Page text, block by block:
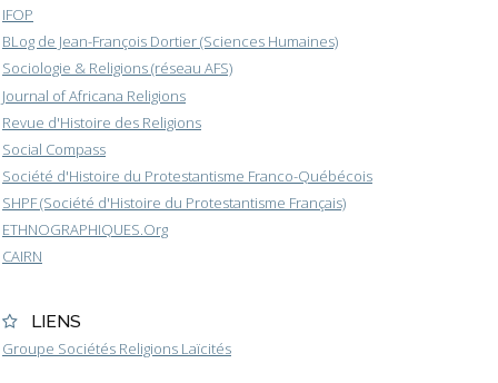
IFOP
BLog de Jean-François Dortier (Sciences Humaines)
Sociologie & Religions (réseau AFS)
Journal of Africana Religions
Revue d'Histoire des Religions
Social Compass
Société d'Histoire du Protestantisme Franco-Québécois
SHPF (Société d'Histoire du Protestantisme Français)
ETHNOGRAPHIQUES.Org
CAIRN
LIENS
Groupe Sociétés Religions Laïcités